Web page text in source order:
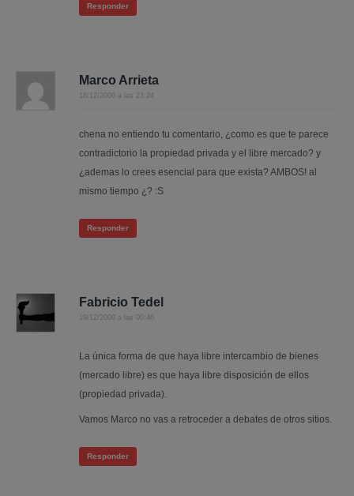
Responder
Marco Arrieta
18/12/2008 a las 23:24
chena no entiendo tu comentario, ¿como es que te parece
contradictorio la propiedad privada y el libre mercado? y
¿ademas lo crees esencial para que exista? AMBOS! al
mismo tiempo ¿? :S
Responder
Fabricio Tedel
19/12/2008 a las 00:46
La única forma de que haya libre intercambio de bienes
(mercado libre) es que haya libre disposición de ellos
(propiedad privada).
Vamos Marco no vas a retroceder a debates de otros sitios.
Responder